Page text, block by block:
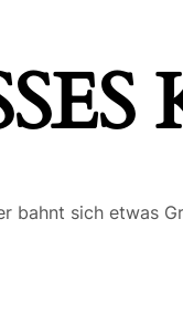
bahnt sich etwas